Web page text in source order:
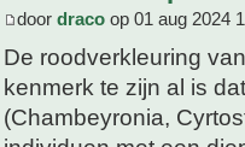
door draco op 01 aug 2024
De roodverkleuring
kenmerk te zijn al is
(Chambeyronia,